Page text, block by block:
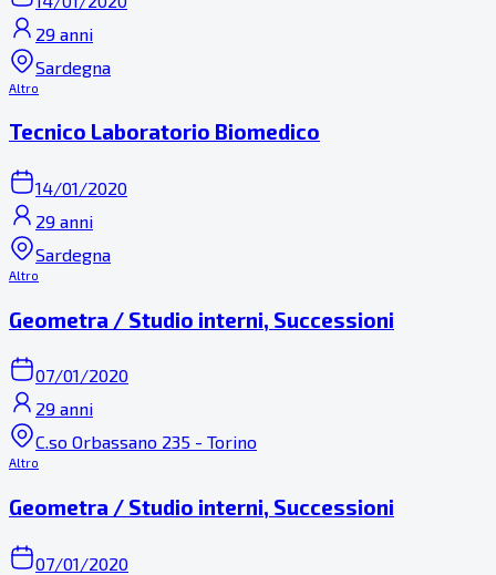
29 anni
Sardegna
Altro
Tecnico Laboratorio Biomedico
14/01/2020
29 anni
Sardegna
Altro
Geometra / Studio interni, Successioni
07/01/2020
29 anni
C.so Orbassano 235 - Torino
Altro
Geometra / Studio interni, Successioni
07/01/2020